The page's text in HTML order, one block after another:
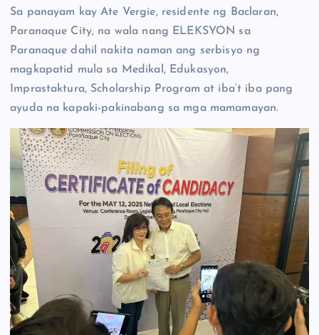
Sa panayam kay Ate Vergie, residente ng Baclaran,
Paranaque City, na wala nang ELEKSYON sa
Paranaque dahil nakita naman ang serbisyo ng
magkapatid mula sa Medikal, Edukasyon,
Imprastaktura, Scholarship Program at iba’t iba pang
ayuda na kapaki-pakinabang sa mga mamamayan.